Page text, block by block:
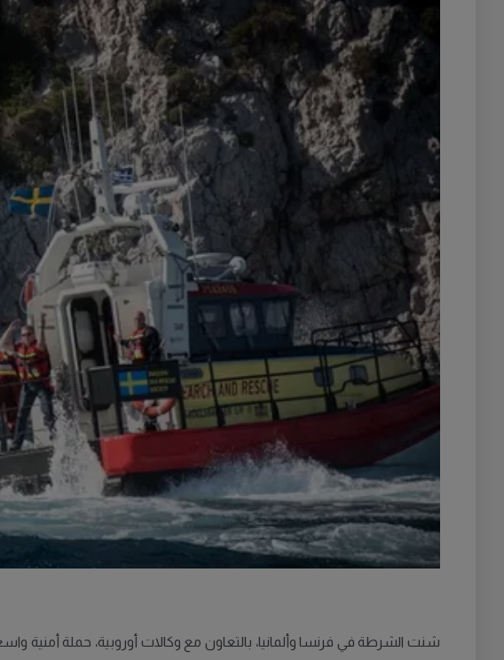
شنت الشرطة في فرنسا وألمانيا، بالتعاون مع وكالات أوروبية، حملة